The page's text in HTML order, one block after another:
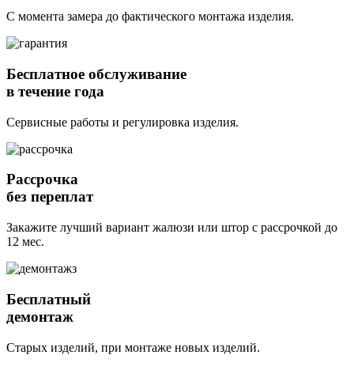
С момента замера до фактического монтажа изделия.
Бесплатное обслуживание
в течение года
Сервисные работы и регулировка изделия.
Рассрочка
без переплат
Закажите лучший вариант жалюзи или штор с рассрочкой до
12 мес.
Бесплатный
демонтаж
Старых изделий, при монтаже новых изделий.